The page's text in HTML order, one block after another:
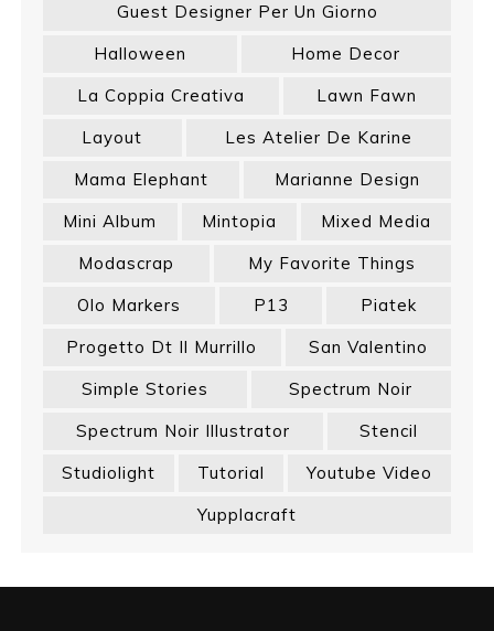
Guest Designer Per Un Giorno
Halloween
Home Decor
La Coppia Creativa
Lawn Fawn
Layout
Les Atelier De Karine
Mama Elephant
Marianne Design
Mini Album
Mintopia
Mixed Media
Modascrap
My Favorite Things
Olo Markers
P13
Piatek
Progetto Dt Il Murrillo
San Valentino
Simple Stories
Spectrum Noir
Spectrum Noir Illustrator
Stencil
Studiolight
Tutorial
Youtube Video
Yupplacraft